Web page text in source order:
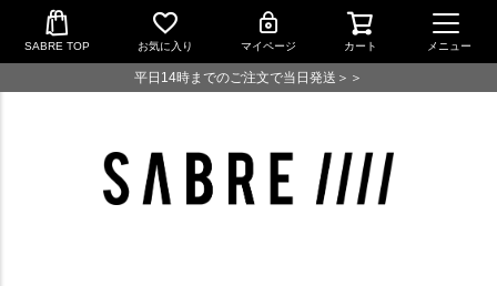
SABRE TOP お気に入り マイページ カート メニュー
平日14時までのご注文で当日発送＞＞